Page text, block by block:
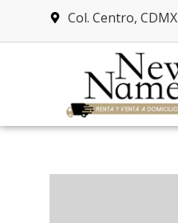
Col. Centro, CDMX